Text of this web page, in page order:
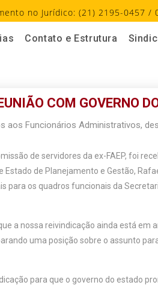
no Jurídico: (21) 2195-0457 /
Contato e Estrutura
COM GOVERNO
aos Funcionários Administrativos,
de servidores da ex-FAEP, foi
de Planejamento e Gestão,
os quadros funcionais da
a nossa reivindicação ainda está em
uma posição sobre o assunto
para que o governo do estado